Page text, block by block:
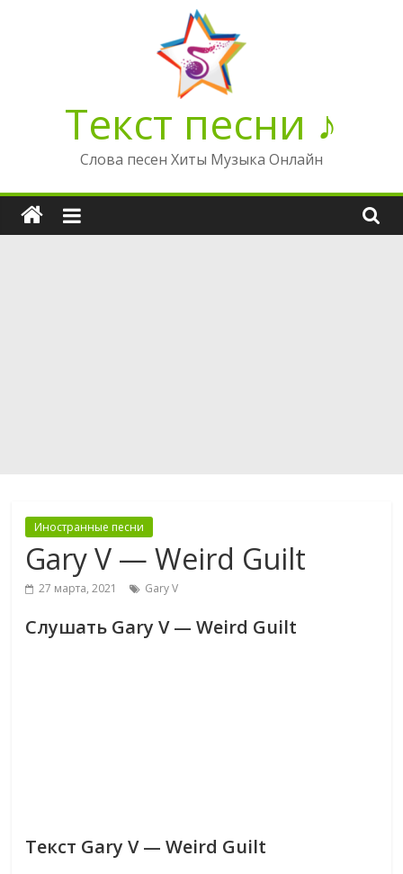
Текст песни ♪
Слова песен Хиты Музыка Онлайн
Иностранные песни
Gary V — Weird Guilt
27 марта, 2021 Gary V
Слушать Gary V — Weird Guilt
Текст Gary V — Weird Guilt